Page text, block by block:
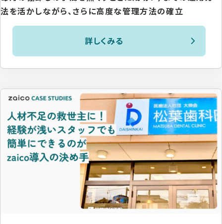
法を活かしながら、さらに高度な管理方法の確立
詳しくみる